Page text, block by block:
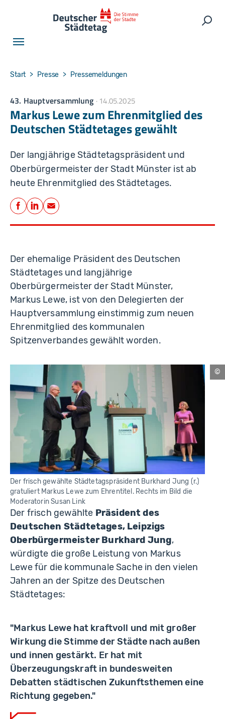
You are here:
Start Presse Pressemeldungen
43. Hauptversammlung 14.05.2025
Markus Lewe zum Ehrenmitglied des
Deutschen Städtetages gewählt
Der langjährige Städtetagspräsident und
Oberbürgermeister der Stadt Münster ist ab
heute Ehrenmitglied des Städtetages.
Teilen
Facebook
LinkedIn
E-Mail
Der ehemalige Präsident des Deutschen
Städtetages und langjährige
Oberbürgermeister der Stadt Münster,
Markus Lewe, ist von den Delegierten der
Hauptversammlung einstimmig zum neuen
Ehrenmitglied des kommunalen
Spitzenverbandes gewählt worden.
Der frisch gewählte Städtetagspräsident Burkhard Jung (r.)
gratuliert Markus Lewe zum Ehrentitel. Rechts im Bild die
Moderatorin Susan Link
Der frisch gewählte Präsident des
Deutschen Städtetages, Leipzigs
Oberbürgermeister Burkhard Jung,
würdigte die große Leistung von Markus
Lewe für die kommunale Sache in den vielen
Jahren an der Spitze des Deutschen
Städtetages:
"Markus Lewe hat kraftvoll und mit großer
Wirkung die Stimme der Städte nach außen
und innen gestärkt. Er hat mit
Überzeugungskraft in bundesweiten
Debatten städtischen Zukunftsthemen eine
Richtung gegeben."